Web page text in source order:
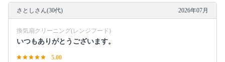
さとしさん(30代) 2026年07月
換気扇クリーニング(レンジフード)
いつもありがとうございます。
5.00